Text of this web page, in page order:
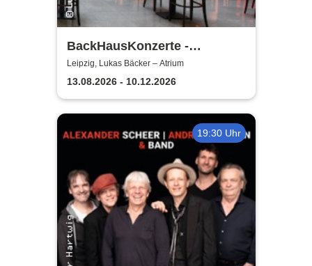
BackHausKonzerte -
Kammermusik mit der
Sinfonia Leipzig
Leipzig, Lukas Bäcker – Atrium
13.08.2026 - 10.12.2026
19:30 Uhr